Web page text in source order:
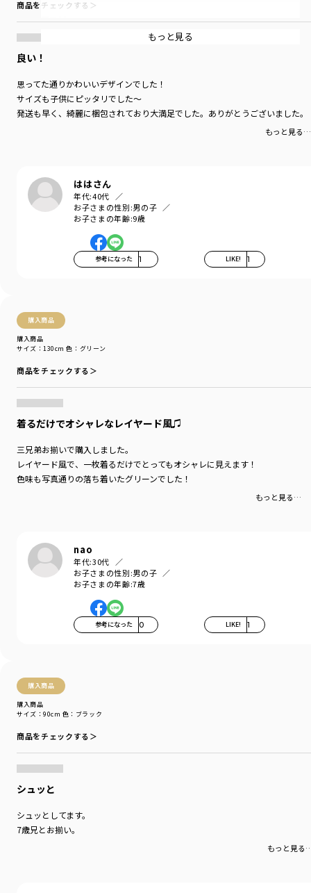
商品をチェックする＞
良い！
思ってた通りかわいいデザインでした！
サイズも子供にピッタリでした〜
発送も早く、綺麗に梱包されており大満足でした。ありがとうございました。
もっと見る…
ははさん
年代:40代
お子さまの性別:男の子
お子さまの年齢:9歳
参考になった 1 LIKE! 1
購入商品
購入商品
サイズ：130cm 色：グリーン
商品をチェックする＞
着るだけでオシャレなレイヤード風♫
三兄弟お揃いで購入しました。
レイヤード風で、一枚着るだけでとってもオシャレに見えます！
色味も写真通りの落ち着いたグリーンでした！
もっと見る…
nao
年代:30代
お子さまの性別:男の子
お子さまの年齢:7歳
参考になった 0 LIKE! 1
購入商品
購入商品
サイズ：90cm 色：ブラック
商品をチェックする＞
シュッと
シュッとしてます。
7歳兄とお揃い。
もっと見る
■素材
本体部分「綿100％」ロイヤルコットン使用。
「吸汗性」にすぐれ「肌ざわりが良い」
-----
伸縮性：あり
カラー
／グリーン
性別タイプ
／BOY
商品番号
／ 11-3405-352
もっと見る